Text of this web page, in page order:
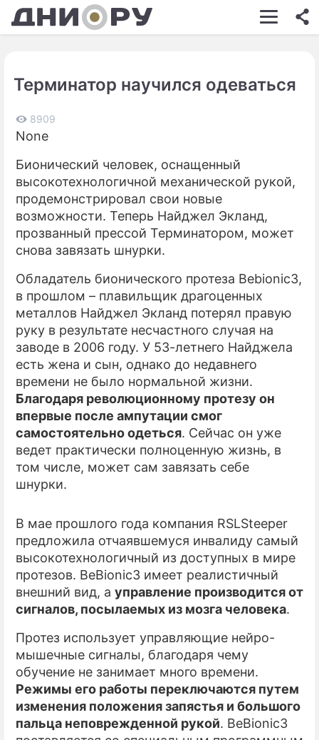
ШОУ-БИЗНЕС
КИНО
ЭКОНОМИКА
ПРОИСШЕСТВИЯ
СОННИК
СЕРИАЛЫ
ИГРЫ
ПРЕСС-РЕЛИЗЫ
О ПРОЕКТЕ
Терминатор научился одеваться
8909
None
Бионический человек, оснащенный
высокотехнологичной механической рукой,
продемонстрировал свои новые
возможности. Теперь Найджел Экланд,
прозванный прессой Терминатором, может
снова завязать шнурки.
Обладатель бионического протеза Bebionic3,
в прошлом – плавильщик драгоценных
металлов Найджел Экланд потерял правую
руку в результате несчастного случая на
заводе в 2006 году. У 53-летнего Найджела
есть жена и сын, однако до недавнего
времени не было нормальной жизни.
Благодаря революционному протезу он
впервые после ампутации смог
самостоятельно одеться. Сейчас он уже
ведет практически полноценную жизнь, в
том числе, может сам завязать себе
шнурки.
В мае прошлого года компания RSLSteeper
предложила отчаявшемуся инвалиду самый
высокотехнологичный из доступных в мире
протезов. BeBionic3 имеет реалистичный
внешний вид, а управление производится от
сигналов, посылаемых из мозга человека.
Протез использует управляющие нейро-
мышечные сигналы, благодаря чему
обучение не занимает много времени.
Режимы его работы переключаются путем
изменения положения запястья и большого
пальца неповрежденной рукой. BeBionic3